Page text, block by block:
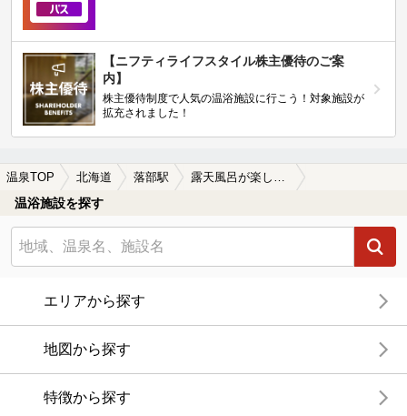
【ニフティライフスタイル株主優待のご案
内】
株主優待制度で人気の温浴施設に行こう！対象施設が
拡充されました！
温泉TOP 北海道 落部駅
温浴施設を探す
エリアから探す
地図から探す
特徴から探す